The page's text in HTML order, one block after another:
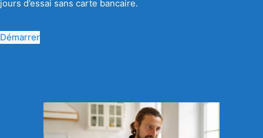
jours d’essai sans carte bancaire.
Démarrer